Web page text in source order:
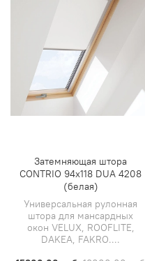
Затемняющая штора
CONTRIO 94х118 DUA 4208
(белая)
Универсальная рулонная
штора для мансардных
окон VELUX, ROOFLITE,
DAKEA, FAKRO....